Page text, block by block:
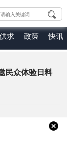
供求 政策 快讯
民众体验日料